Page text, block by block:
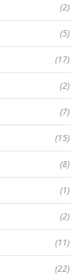
(2)
(5)
(17)
(2)
(7)
(15)
(8)
(1)
(2)
(11)
(22)